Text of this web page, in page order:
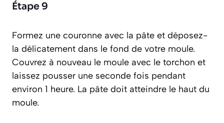
Étape 9
Formez une couronne avec la pâte et déposez-
la délicatement dans le fond de votre moule.
Couvrez à nouveau le moule avec le torchon et
laissez pousser une seconde fois pendant
environ 1 heure. La pâte doit atteindre le haut du
moule.